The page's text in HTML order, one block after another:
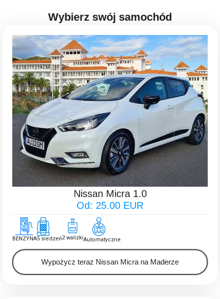
Wybierz swój samochód
Nissan Micra 1.0
Od: 25.00 EUR
BENZYNA5 siedzeń2 walizkiAutomatyczne
Wypożycz teraz Nissan Micra na Maderze